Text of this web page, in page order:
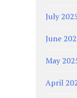
July
June
May
April